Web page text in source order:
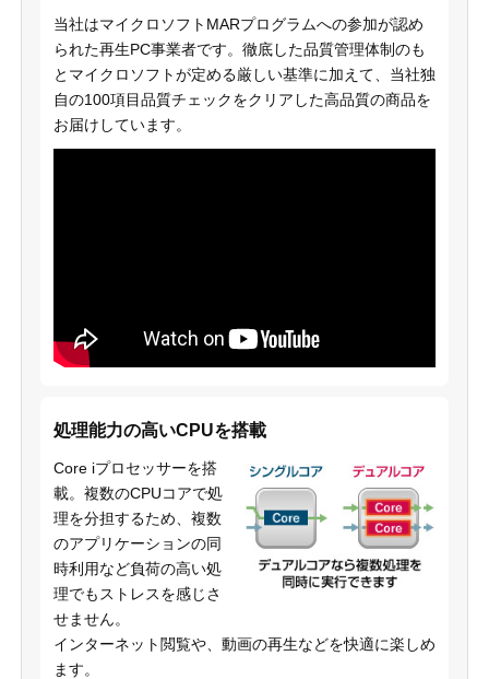
当社はマイクロソフトMARプログラムへの参加が認め
られた再生PC事業者です。徹底した品質管理体制のも
とマイクロソフトが定める厳しい基準に加えて、当社独
自の100項目品質チェックをクリアした高品質の商品を
お届けしています。
処理能力の高いCPUを搭載
Core iプロセッサーを搭
載。複数のCPUコアで処
理を分担するため、複数
のアプリケーションの同
時利用など負荷の高い処
理でもストレスを感じさ
せません。
インターネット閲覧や、動画の再生などを快適に楽しめ
ます。